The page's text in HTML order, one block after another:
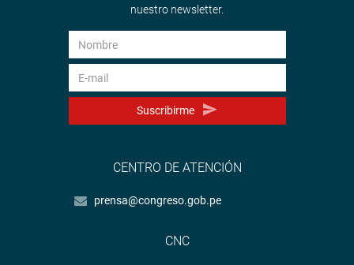
nuestro newsletter.
Suscribirme
CENTRO DE ATENCIÓN
prensa@congreso.gob.pe
CNC